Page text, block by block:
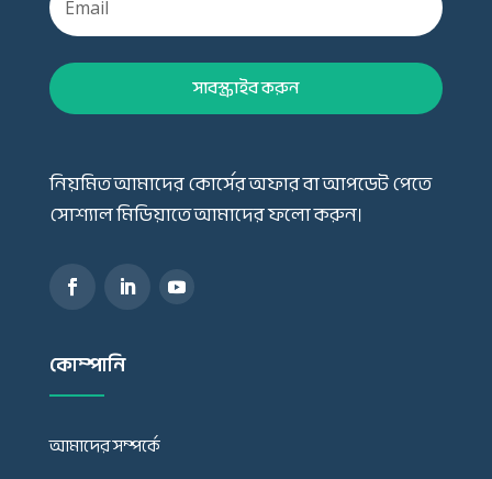
সাবস্ক্রাইব করুন
নিয়মিত আমাদের কোর্সের অফার বা আপডেট পেতে
সোশ্যাল মিডিয়াতে আমাদের ফলো করুন।
কোম্পানি
আমাদের সম্পর্কে